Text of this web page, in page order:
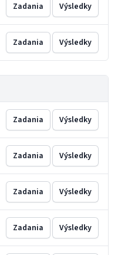
Zadania Výsledky
Zadania Výsledky
Zadania Výsledky
Zadania Výsledky
Zadania Výsledky
Zadania Výsledky